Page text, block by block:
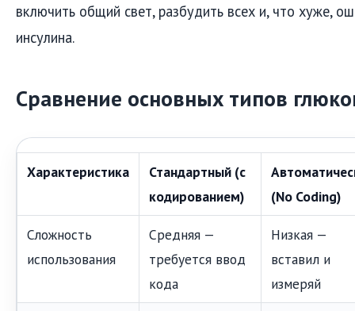
включить общий свет, разбудить всех и, что хуже,
инсулина.
Сравнение основных типов
Характеристика
Стандартный (с
кодированием)
(No Coding)
Сложность
использования
Средняя —
требуется ввод
кода
Низкая —
вставил и
измеряй